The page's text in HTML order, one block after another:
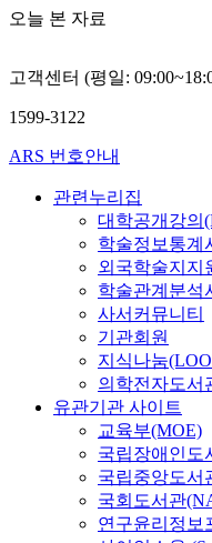
오늘 본 자료
고객센터 (평일:
1599-3122
ARS 번호안내
관련누리집
대학공개강의
학술정보통계
외국학술지지
학술관계분석
사서커뮤니티
기관회원
지식나눔
의학전자도서
유관기관 사이트
교육부(MOE)
국립장애인도
국립중앙도서
국회도서관
연구윤리정보